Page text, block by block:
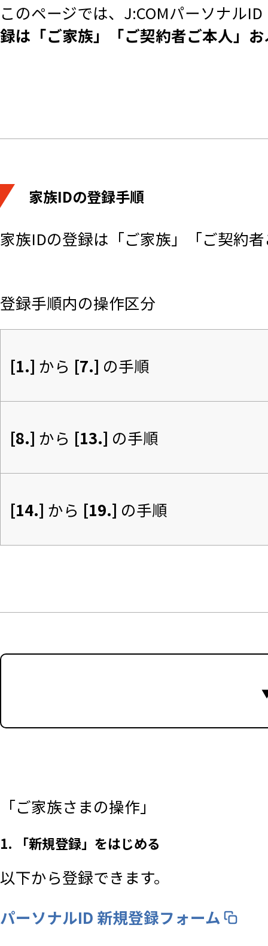
このページでは、J:COMパーソナル
録は「ご家族」「ご契約者ご本人」
家族IDの登録手順
家族IDの登録は「ご家族」「ご契約
登録手順内の操作区分
[1.] から [7.] の手順
[8.] から [13.] の手順
[14.] から [19.] の手順
「ご家族さまの操作」
1. 「新規登録」をはじめる
以下から登録できます。
パーソナルID 新規登録フォーム